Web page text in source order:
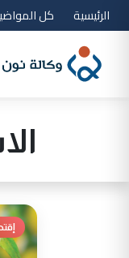
الرئيسية كل